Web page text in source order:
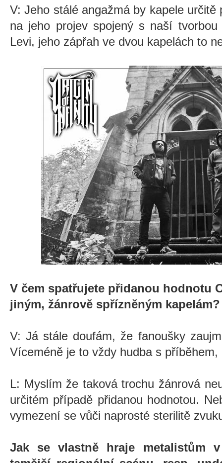
V: Jeho stálé angažmá by kapele
na jeho projev spojený s naší
Levi, jeho zápřah ve dvou kapelách to
V čem spatřujete přidanou hodnotu
jiným, žánrově spřízněným kapelám?
V: Já stále doufám, že fanoušky
Víceméně je to vždy hudba s
L: Myslím že taková trochu žánrová
určitém případě přidanou hodnotou.
vymezení se vůči naprosté sterilitě
Jak se vlastně hraje metalistům